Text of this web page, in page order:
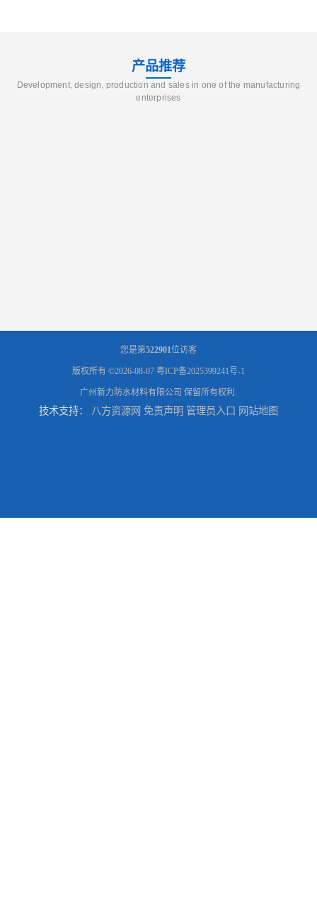
产品推荐
Development, design, production and sales in one of the manufacturing
enterprises
您是第522901位访客
版权所有 ©2026-08-07 粤ICP备2025399241号-1
广州新力防水材料有限公司 保留所有权利.
技术支持： 八方资源网 免责声明 管理员入口 网站地图